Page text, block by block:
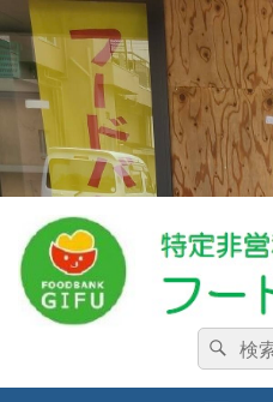
特定非営利活動
私たちは、生活に困窮している人々
NPO法
検
索:
検
索